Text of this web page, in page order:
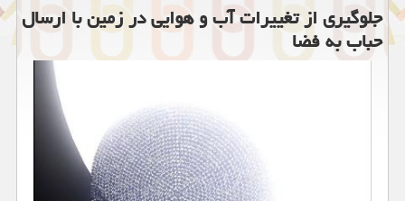
جلوگیری از تغییرات آب و هوایی در زمین با ارسال
حباب به فضا